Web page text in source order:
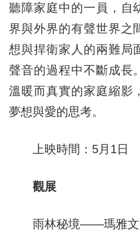
聽障家庭中的一員，自
界與外界的有聲世界之
想與捍衛家人的兩難局
聲音的過程中不斷成長
溫暖而真實的家庭縮影
夢想與愛的思考。
上映時間：5月1日
觀展
雨林秘境——瑪雅文